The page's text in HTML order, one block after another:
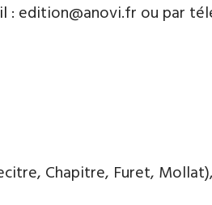
: edition@anovi.fr ou par
Chapitre, Furet,